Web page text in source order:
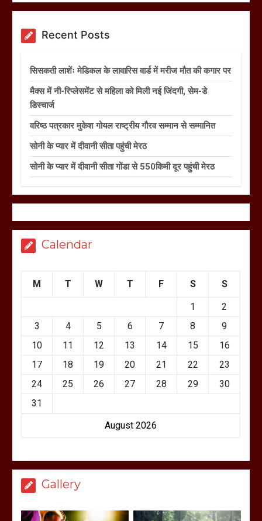
Recent Posts
सिसकती लाशेंः मेडिकल के लावारिस वार्ड में मरीज मौत की कगार पर
मैक्स में नी-रिप्लेसमेंट से महिला को मिली नई जिंदगी, सेम-डे
डिस्चार्ज
वरिष्ठ पत्रकार मुकेश गोयल राष्ट्रीय गौरव सम्मान से सम्मानित
सोनी के प्यार में दीवानी सीता पहुंची मेरठ
सोनी के प्यार में दीवानी सीता गोंडा से 550किमी दूर पहुंची मेरठ
Calendar
August 2026
M T W T F S S
1
2
3
4 5 6 7 8
9
10
11 12 13 14 15
16
17
18 19 20 21 22
23
24
25 26 27 28 29
30
31
Gallery